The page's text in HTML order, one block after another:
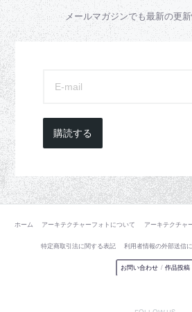
メールマガジンでも最新の更
購読する
ホーム アーキテクチャーフォトについて アーキテクチャ
特定商取引法に関する表記 利用者情報の外部送信
お問い合わせ / 作品投稿